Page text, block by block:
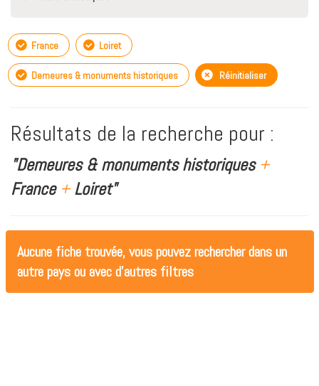
France Loiret
Demeures & monuments historiques Réinitialiser
Résultats de la recherche pour :
"Demeures & monuments historiques +
France +Loiret"
Aucune fiche trouvée, vous pouvez rechercher dans un
autre pays ou avec d'autres filtres